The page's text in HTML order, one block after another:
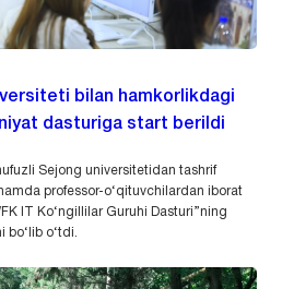
bilan hamkorlikdagi
dasturiga start berildi
Sejong universitetidan tashrif
professor-o‘qituvchilardan iborat
IT Ko‘ngillilar Guruhi Dasturi”ning
o‘tdi.